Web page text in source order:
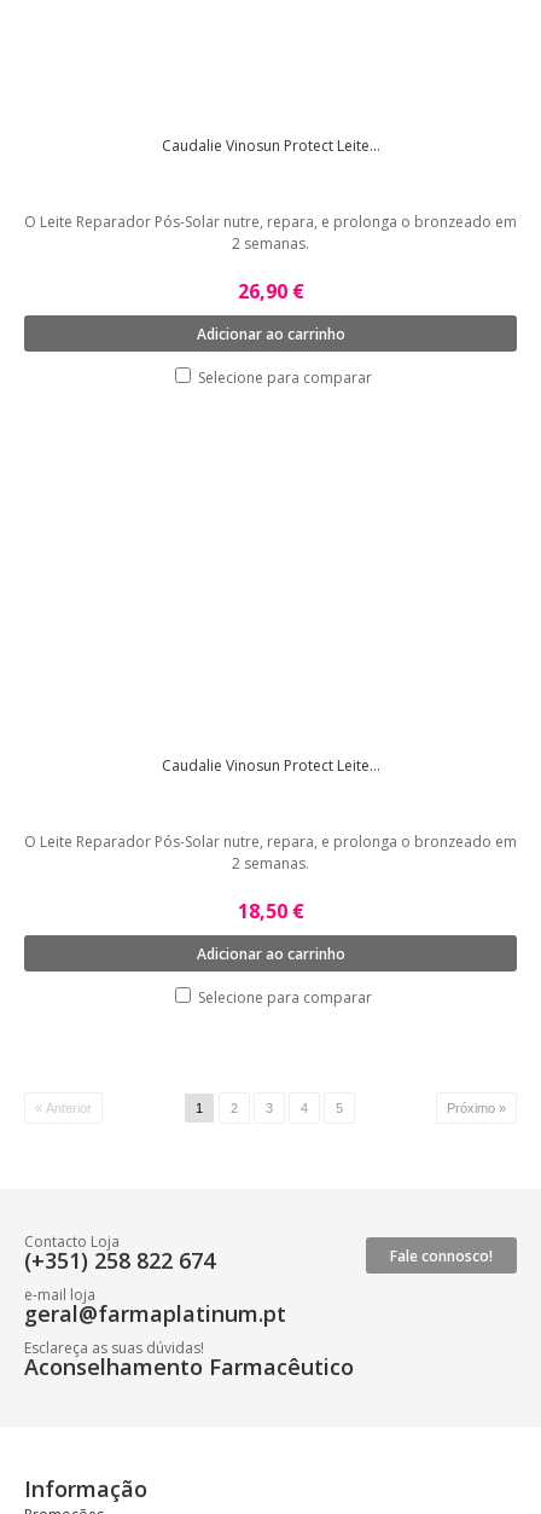
Caudalie Vinosun Protect Leite...
O Leite Reparador Pós-Solar nutre, repara, e prolonga o bronzeado em
2 semanas.
26,90 €
Adicionar ao carrinho
Selecione para comparar
Caudalie Vinosun Protect Leite...
O Leite Reparador Pós-Solar nutre, repara, e prolonga o bronzeado em
2 semanas.
18,50 €
Adicionar ao carrinho
Selecione para comparar
« Anterior 1 2 3 4 5 Próximo »
Fale connosco!
Contacto Loja
(+351) 258 822 674
e-mail loja
geral@farmaplatinum.pt
Esclareça as suas dúvidas!
Aconselhamento Farmacêutico
Informação